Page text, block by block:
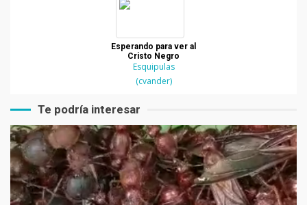
Esperando para ver al
Cristo Negro
Esquipulas
(cvander)
Te podría interesar